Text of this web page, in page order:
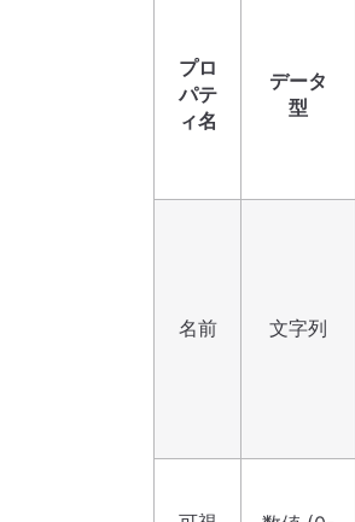
プロ
パテ
ィ名
データ
型
名前 文字列